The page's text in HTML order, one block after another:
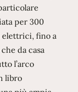
per 300
elettrici, fino a
da casa
l’arco
libro